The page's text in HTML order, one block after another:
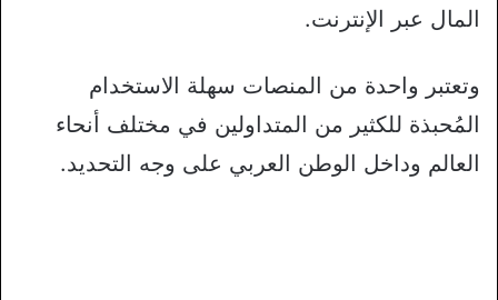
المال عبر الإنترنت.
وتعتبر واحدة من المنصات سهلة الاستخدام
المُحبذة للكثير من المتداولين في مختلف أنحاء
العالم وداخل الوطن العربي على وجه التحديد.